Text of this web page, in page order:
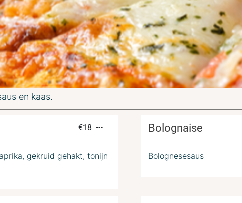
en kaas.
€18
gekruid gehakt, tonijn
Bolognaise
Bolognesesaus